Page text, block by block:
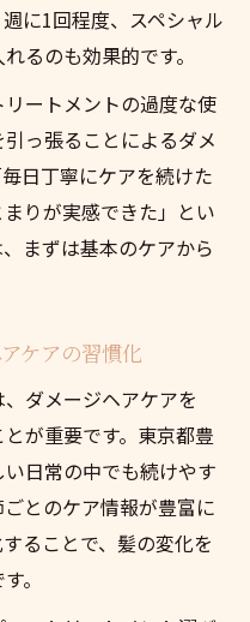
に1回程度、スペシャル
るのも効果的です。
ートメントの過度な使
っ張ることによるダメ
日丁寧にケアを続けた
りが実感できた」とい
まずは基本のケアから
ケアの習慣化
ダメージヘアケアを
が重要です。東京都豊
日常の中でも続けやす
とのケア情報が豊富に
ることで、髪の変化を
。